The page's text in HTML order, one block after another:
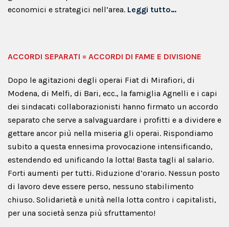
economici e strategici nell’area. Leggi tutto…
ACCORDI SEPARATI = ACCORDI DI FAME E DIVISIONE
Dopo le agitazioni degli operai Fiat di Mirafiori, di
Modena, di Melfi, di Bari, ecc., la famiglia Agnelli e i capi
dei sindacati collaborazionisti hanno firmato un accordo
separato che serve a salvaguardare i profitti e a dividere e
gettare ancor più nella miseria gli operai. Rispondiamo
subito a questa ennesima provocazione intensificando,
estendendo ed unificando la lotta! Basta tagli al salario.
Forti aumenti per tutti. Riduzione d’orario. Nessun posto
di lavoro deve essere perso, nessuno stabilimento
chiuso. Solidarietà e unità nella lotta contro i capitalisti,
per una società senza più sfruttamento!